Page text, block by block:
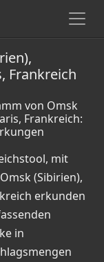
Frankreich
von Omsk
Frankreich:
mit
(Sibirien),
erkunden
in